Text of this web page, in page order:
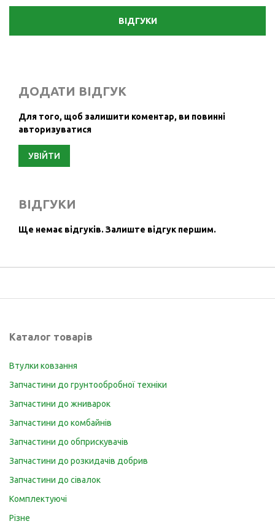
ВІДГУКИ
ДОДАТИ ВІДГУК
Для того, щоб залишити коментар, ви повинні
авторизуватися
УВІЙТИ
ВІДГУКИ
Ще немає відгуків. Залиште відгук першим.
Каталог товарів
Втулки ковзання
Запчастини до грунтообробної техніки
Запчастини до жниварок
Запчастини до комбайнів
Запчастини до обприскувачів
Запчастини до розкидачів добрив
Запчастини до сівалок
Комплектуючі
Різне